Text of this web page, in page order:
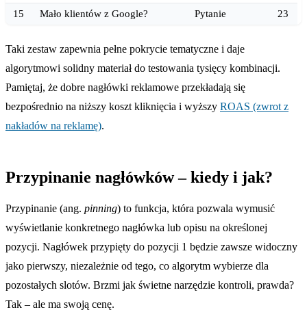
15
Mało klientów z Google? Pytanie 23
Taki zestaw zapewnia pełne pokrycie tematyczne i daje
algorytmowi solidny materiał do testowania tysięcy kombinacji.
Pamiętaj, że dobre nagłówki reklamowe przekładają się
bezpośrednio na niższy koszt kliknięcia i wyższy ROAS (zwrot z
nakładów na reklamę).
Przypinanie nagłówków – kiedy i jak?
Przypinanie (ang. pinning) to funkcja, która pozwala wymusić
wyświetlanie konkretnego nagłówka lub opisu na określonej
pozycji. Nagłówek przypięty do pozycji 1 będzie zawsze widoczny
jako pierwszy, niezależnie od tego, co algorytm wybierze dla
pozostałych slotów. Brzmi jak świetne narzędzie kontroli, prawda?
Tak – ale ma swoją cenę.